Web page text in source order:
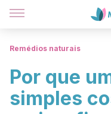
Remédios naturais
Por que
simples